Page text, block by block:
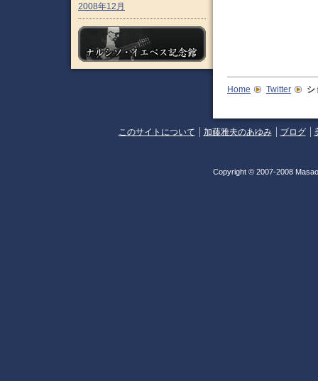
2008年12月
Home Twitter シ
このサイトについて 加藤雅夫のあゆみ ブログ
Copyright © 2007-2008